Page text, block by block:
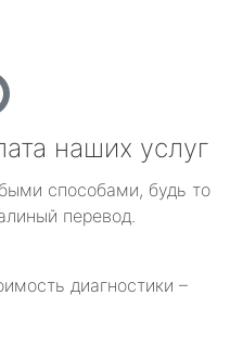
наших услуг
способами, будь то
перевод.
диагностики –